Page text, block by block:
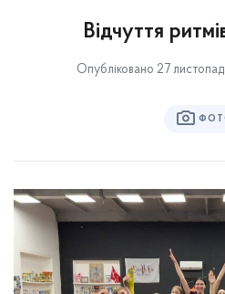
Відчуття
Опубліковано 27